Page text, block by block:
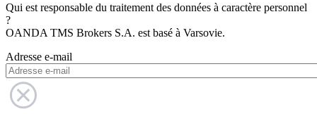
Qui est responsable du traitement des données à caractère personnel
?
OANDA TMS Brokers S.A. est basé à Varsovie.
Adresse e-mail